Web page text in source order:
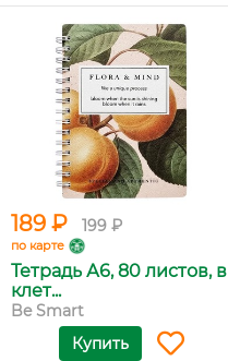
189 ₽ 199 ₽
по карте
Тетрадь А6, 80 листов, в
клет...
Be Smart
Купить